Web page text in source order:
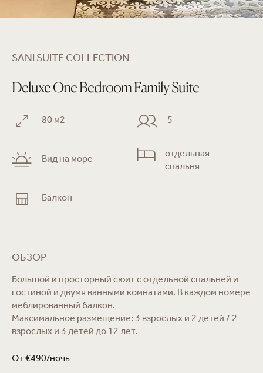
SANI SUITE COLLECTION
Deluxe One Bedroom Family Suite
80 м2 5
Вид на море
отдельная
спальня
Балкон
ОБЗОР
Большой и просторный сюит с отдельной спальней и
гостиной и двумя ванными комнатами. В каждом номере
меблированный балкон.
Максимальное размещение: 3 взрослых и 2 детей / 2
взрослых и 3 детей до 12 лет.
От €490/ночь